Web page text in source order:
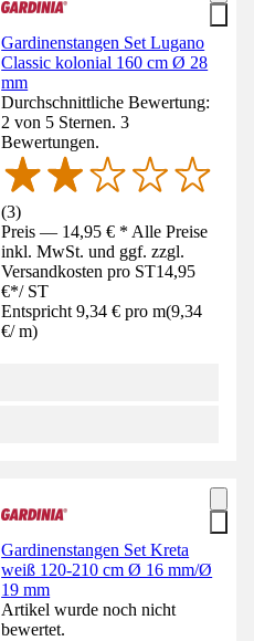
Gardinenstangen Set Lugano
Classic kolonial 160 cm Ø 28
mm
Durchschnittliche Bewertung:
2 von 5 Sternen. 3
Bewertungen.
(3)
Preis — 14,95 € * Alle Preise
inkl. MwSt. und ggf. zzgl.
Versandkosten pro ST14,95
€*/ ST
Entspricht 9,34 € pro m(9,34
€/ m)
Gardinenstangen Set Kreta
weiß 120-210 cm Ø 16 mm/Ø
19 mm
Artikel wurde noch nicht
bewertet.